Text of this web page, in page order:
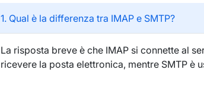
1. Qual è la differenza tra IMAP e SMTP?
La risposta breve è che IMAP si connette al
ricevere la posta elettronica, mentre SMTP è